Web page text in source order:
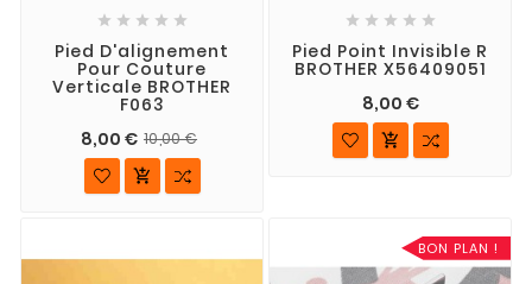
    
Pied D'alignement
Pour Couture
Verticale BROTHER
F063
8,00 € 10,00 €

    
Pied Point Invisible R
BROTHER X56409051
8,00 €

BON PLAN !